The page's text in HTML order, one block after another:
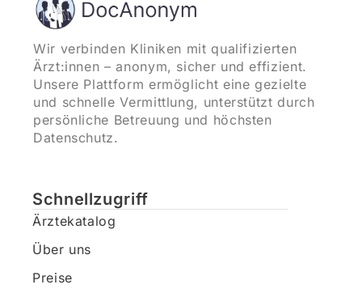
Wir verbinden Kliniken mit qualifizierten
Ärzt:innen – anonym, sicher und effizient.
Unsere Plattform ermöglicht eine gezielte
und schnelle Vermittlung, unterstützt durch
persönliche Betreuung und höchsten
Datenschutz.
Schnellzugriff
Ärztekatalog
Über uns
Preise